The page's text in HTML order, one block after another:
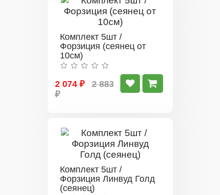
Комплект 5шт /
Форзиция (сеянец от
10см)
2 074 ₽
2 883
₽
Комплект 5шт /
Форзиция Линвуд Голд
(сеянец)